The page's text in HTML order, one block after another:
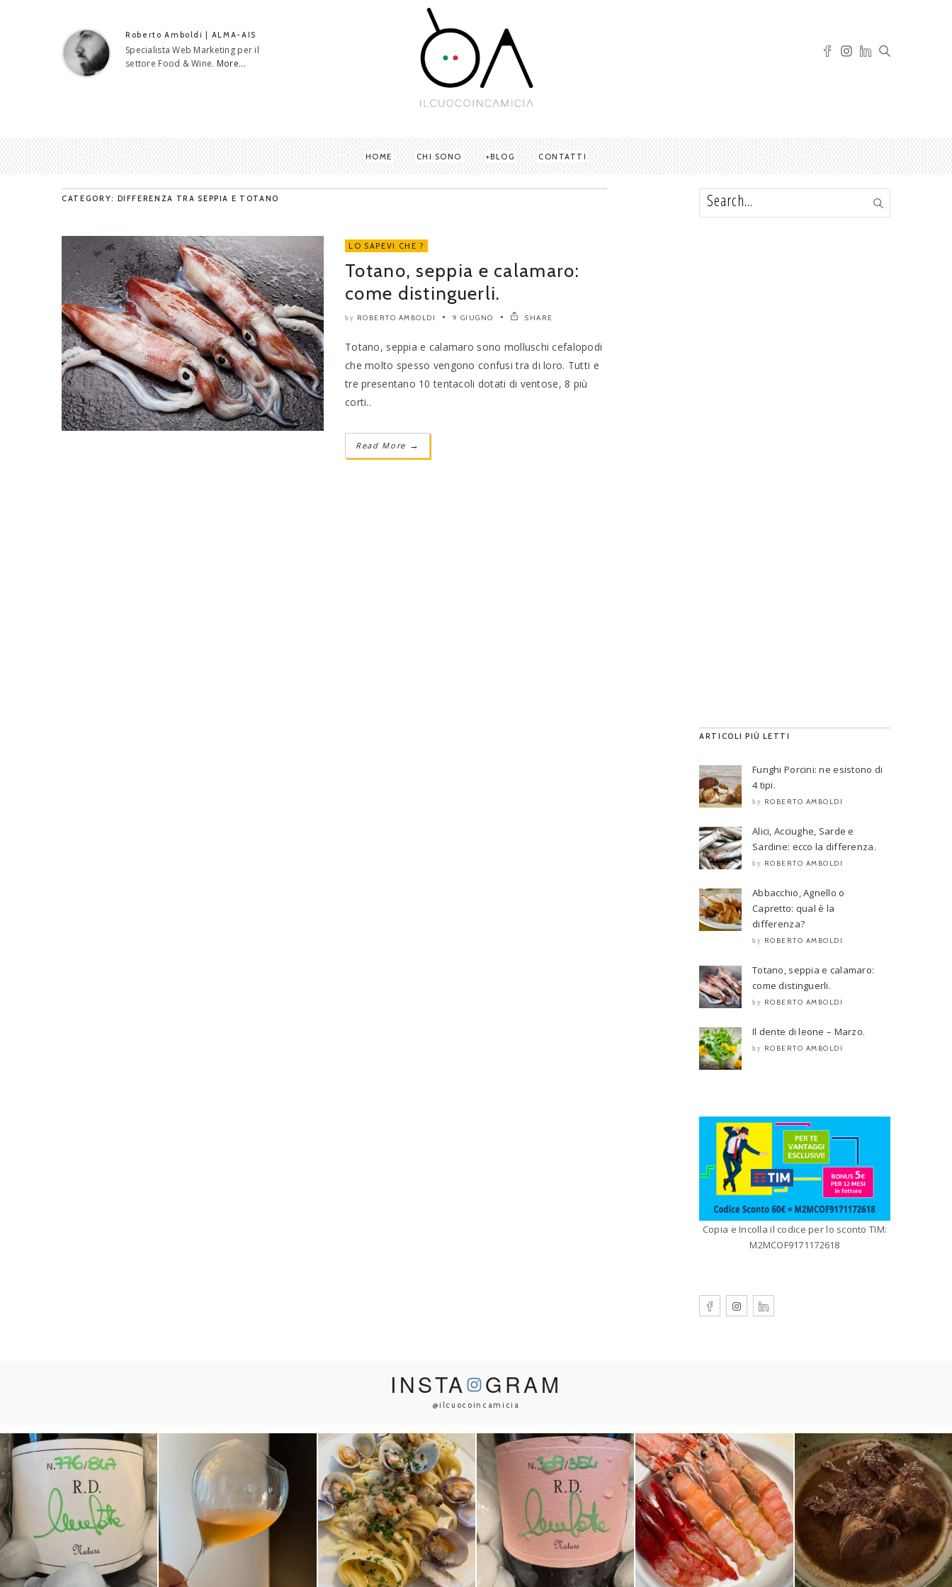
Roberto Amboldi | ALMA-AIS
Specialista Web Marketing per il
settore Food & Wine. More...
HOME CHI SONO BLOG CONTATTI
CATEGORY: DIFFERENZA TRA SEPPIA E TOTANO
LO SAPEVI CHE ?
Totano, seppia e calamaro:
come distinguerli.
by ROBERTO AMBOLDI 9 GIUGNO SHARE
Totano, seppia e calamaro sono molluschi cefalopodi
che molto spesso vengono confusi tra di loro. Tutti e
tre presentano 10 tentacoli dotati di ventose, 8 più
corti..
Read More →
ARTICOLI PIÙ LETTI
Funghi Porcini: ne esistono di
4 tipi.
by ROBERTO AMBOLDI
Alici, Acciughe, Sarde e
Sardine: ecco la differenza.
by ROBERTO AMBOLDI
Abbacchio, Agnello o
Capretto: qual è la
differenza?
by ROBERTO AMBOLDI
Totano, seppia e calamaro:
come distinguerli.
by ROBERTO AMBOLDI
Il dente di leone – Marzo.
by ROBERTO AMBOLDI
Copia e Incolla il codice per lo sconto TIM:
M2MCOF9171172618
INSTA GRAM
@ilcuocoincamicia